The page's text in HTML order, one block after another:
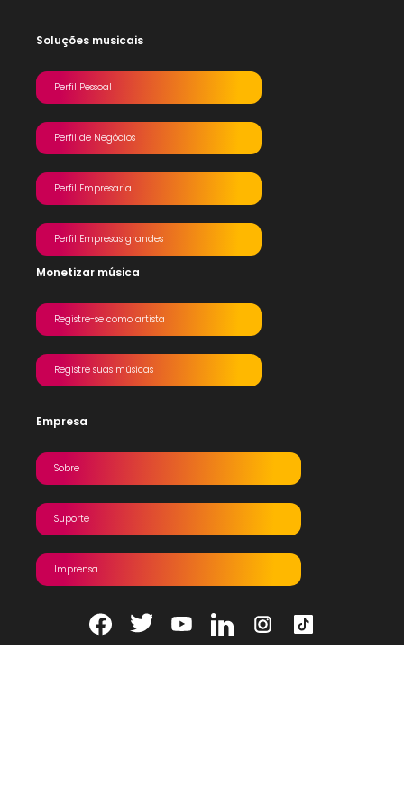
Soluções musicais
Perfil Pessoal
Perfil de Negócios
Perfil Empresarial
Perfil Empresas grandes
Monetizar música
Registre-se como artista
Registre suas músicas
Empresa
Sobre
Suporte
Imprensa